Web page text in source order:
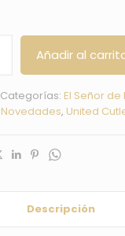
Añadir al
Categorías: El Señor de
Novedades, United
Descripción